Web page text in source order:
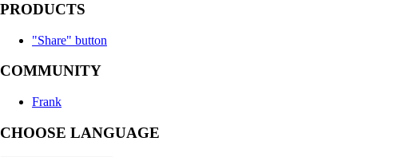
PRODUCTS
"Share" button
COMMUNITY
Frank
CHOOSE LANGUAGE